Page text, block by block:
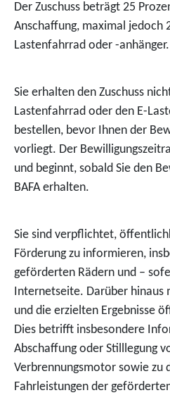
Der Zuschuss beträgt 25
Anschaffung, maximal jedoch
Lastenfahrrad oder -anhänger.
Sie erhalten den Zuschuss
Lastenfahrrad oder den E-
bestellen, bevor Ihnen der
vorliegt. Der
und beginnt, sobald Sie den
BAFA erhalten.
Sie sind verpflichtet,
Förderung zu informieren,
geförderten Rädern und –
Internetseite. Darüber hinaus
und die erzielten Ergebnisse
Dies betrifft insbesondere
Abschaffung oder Stilllegung
Verbrennungsmotor sowie zu
Fahrleistungen der